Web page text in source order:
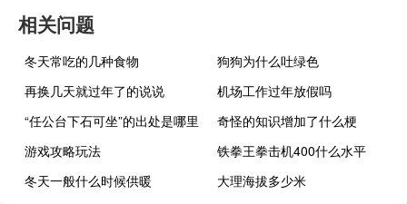
相关问题
冬天常吃的几种食物
狗狗为什么吐绿色
再换几天就过年了的说说
机场工作过年放假吗
“任公台下石可坐”的出处是哪里
奇怪的知识增加了什么梗
游戏攻略玩法
铁拳王拳击机400什么水平
冬天一般什么时候供暖
大理海拔多少米